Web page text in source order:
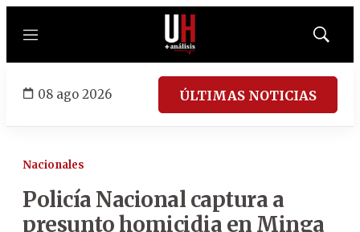
Menú
Mostrar
08 ago 2026 ÚLTIMAS NOTICIAS
Nacionales
Policía Nacional captura a
presunto homicidia en Minga